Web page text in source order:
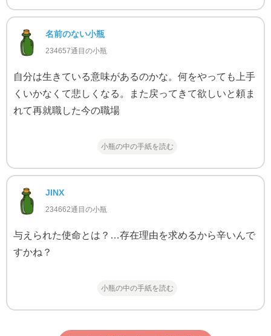
名前のない小瓶
234657通目の小瓶
自分は生きている意味があるのかな。何をやっても上手
くいかなくて悲しくなる。また戻ってきて欲しいと頼ま
れて再就職した今の職場
小瓶の中の手紙を読む
JINX
234662通目の小瓶
与えられた使命とは？…存在理由を求めるから辛いんで
すかね？
小瓶の中の手紙を読む